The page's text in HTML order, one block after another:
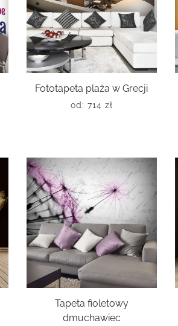
Fototapeta plaża w Grecji
od: 714 zł
Tapeta fioletowy
dmuchawiec